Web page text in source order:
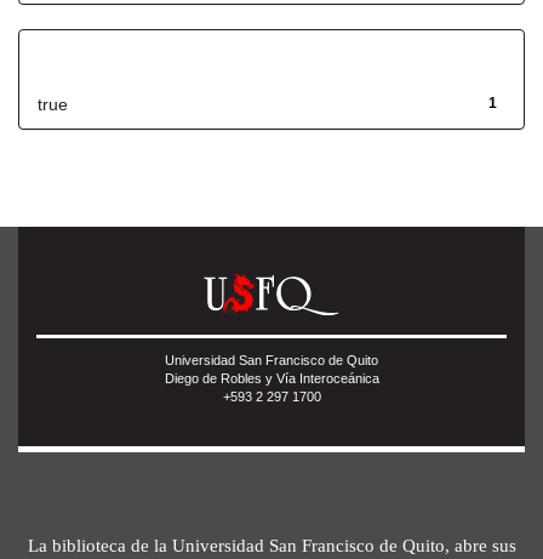
1
true
Universidad San Francisco de Quito
Diego de Robles y Vía Interoceánica
+593 2 297 1700
La biblioteca de la Universidad San Francisco de Quito, abre sus